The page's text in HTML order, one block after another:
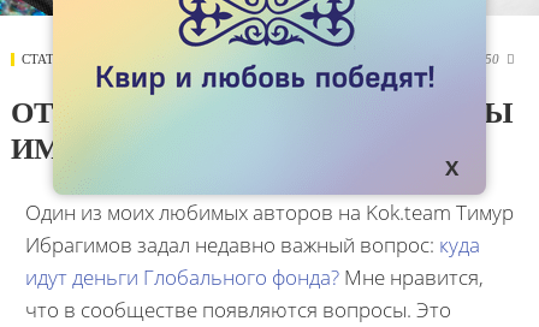
СТАТЬИ 4250 
ОТВЕТ Т. ИБРАГИМОВУ: ЧТО МЫ
ИМЕЕМ
Один из моих любимых авторов на Kok.team Тимур
Ибрагимов задал недавно важный вопрос: куда
идут деньги Глобального фонда?Мне нравится,
что в сообществе появляются вопросы. Это